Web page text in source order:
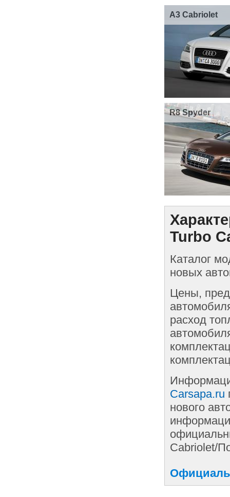
A3 Cabriolet
R8 Spyder
Turbo
Каталог
новых
Цены,
расход
Carsapa.ru
нового
Cabriolet/